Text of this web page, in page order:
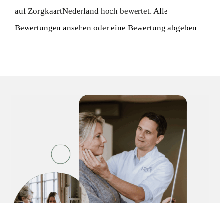
auf ZorgkaartNederland hoch bewertet. Alle
Bewertungen ansehenoder eine Bewertung abgeben